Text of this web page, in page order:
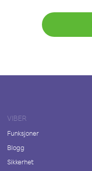
VIBER
Funksjoner
Blogg
Sikkerhet